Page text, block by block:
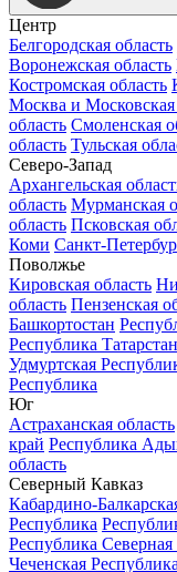
Центр
Белгородская область
Воронежская область
Костромская область
Москва и Московская
область Смоленская
область Тульская
Северо-Запад
Архангельская
область Мурманская
область Псковская
Коми Санкт-
Поволжье
Кировская область
область Пензенская
Башкортостан
Республика Татарстан
Удмуртская
Республика
Юг
Астраханская область
край Республика
область
Северный Кавказ
Кабардино-
Республика
Республика
Чеченская Республика